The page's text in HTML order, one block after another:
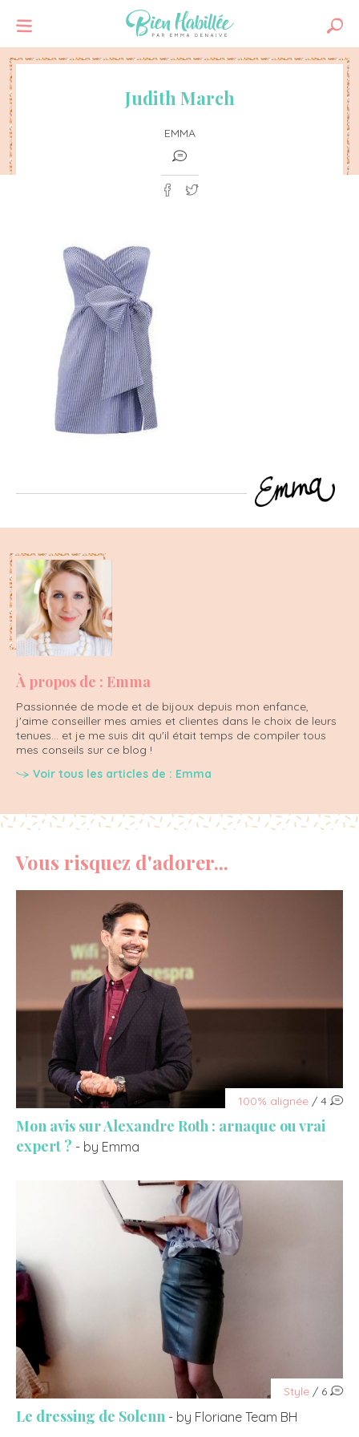
Judith March
EMMA
À propos de : Emma
Passionnée de mode et de bijoux depuis mon enfance,
j'aime conseiller mes amies et clientes dans le choix de leurs
tenues... et je me suis dit qu'il était temps de compiler tous
mes conseils sur ce blog !
Voir tous les articles de : Emma
Vous risquez d'adorer...
100% alignée / 4
Mon avis sur Alexandre Roth : arnaque ou vrai
expert ? - by Emma
Style / 6
Le dressing de Solenn - by Floriane Team BH